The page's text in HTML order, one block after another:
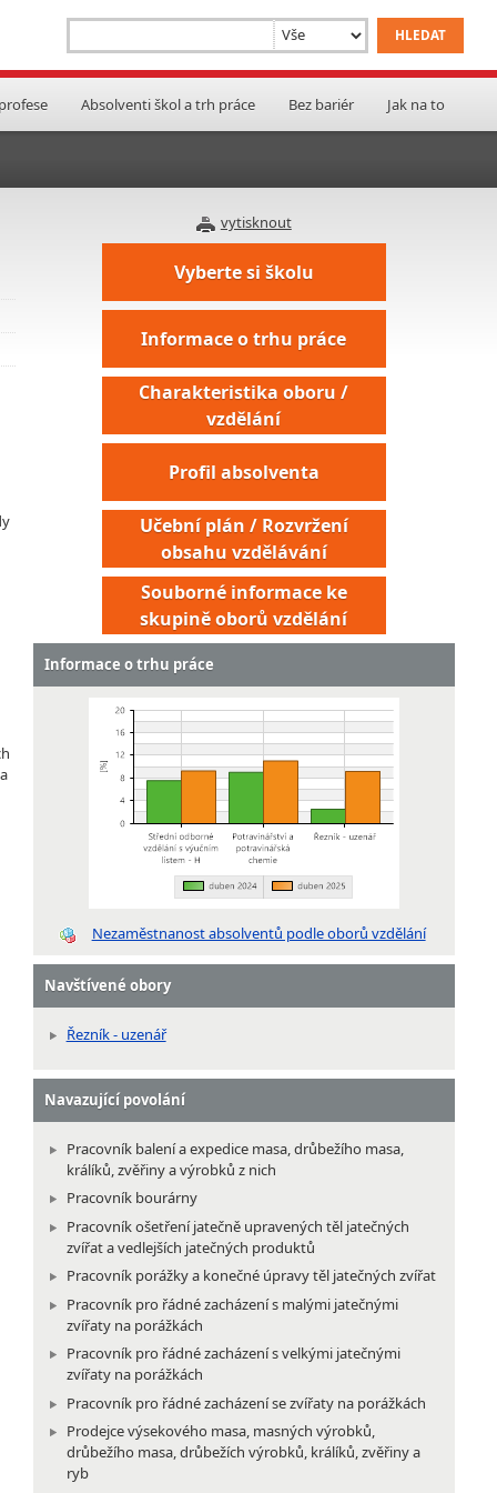
Absolventi škol a trh práce Bez bariér Jak na to
vytisknout
Vyberte si školu
Informace o trhu práce
Charakteristika oboru /
vzdělání
Profil absolventa
Učební plán / Rozvržení
obsahu vzdělávání
Souborné informace ke
skupině oborů vzdělání
Informace o trhu práce
Nezaměstnanost absolventů podle oborů vzdělání
Navštívené obory
Řezník - uzenář
Navazující povolání
Pracovník balení a expedice masa, drůbežího masa,
králíků, zvěřiny a výrobků z nich
Pracovník bourárny
Pracovník ošetření jatečně upravených těl jatečných
zvířat a vedlejších jatečných produktů
Pracovník porážky a konečné úpravy těl jatečných zvířat
Pracovník pro řádné zacházení s malými jatečnými
zvířaty na porážkách
Pracovník pro řádné zacházení s velkými jatečnými
zvířaty na porážkách
Pracovník pro řádné zacházení se zvířaty na porážkách
Prodejce výsekového masa, masných výrobků,
drůbežího masa, drůbežích výrobků, králíků, zvěřiny a
ryb